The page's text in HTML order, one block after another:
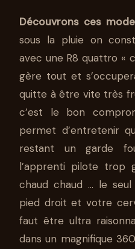
Découvrons ces
sous la pluie on
avec une R8 quattro «
gère tout et
quitte à être vite très
c’est le bon
permet d’entretenir
restant un garde
l’apprenti pilote trop
chaud chaud … le
pied droit et votre
faut être ultra
dans un magnifique